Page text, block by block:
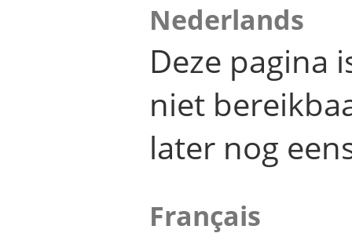
Nederlands
Deze pagina
niet
later nog
Français